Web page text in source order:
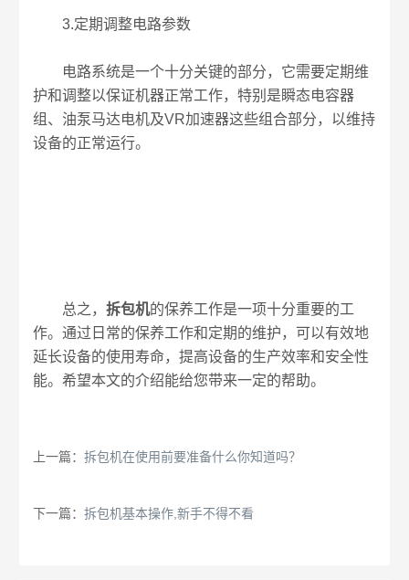
3.定期调整电路参数
电路系统是一个十分关键的部分，它需要定期维
护和调整以保证机器正常工作，特别是瞬态电容器
组、油泵马达电机及VR加速器这些组合部分，以维持
设备的正常运行。
总之，拆包机的保养工作是一项十分重要的工
作。通过日常的保养工作和定期的维护，可以有效地
延长设备的使用寿命，提高设备的生产效率和安全性
能。希望本文的介绍能给您带来一定的帮助。
上一篇：拆包机在使用前要准备什么你知道吗？
下一篇：拆包机基本操作,新手不得不看